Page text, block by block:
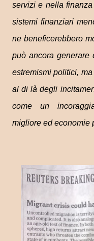
servizi e nella
sistemi finanziari
ne beneficerebbero
può ancora generare
estremismi politici,
al di là degli
come un
migliore ed economie